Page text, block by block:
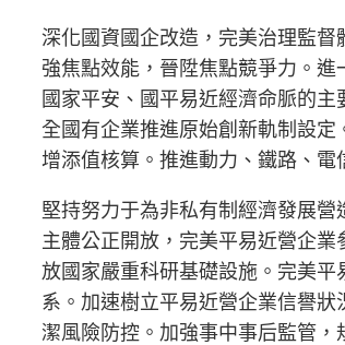
深化國資國企改造，完美治理監
強焦點效能，晉陞焦點競爭力。
國家平安、國平易近經濟命脈的
全國有企業推進原始創新軌制設
增添值核算。推進動力、鐵路、
堅持努力于為非私有制經濟發展
主體公正開放，完美平易近營企
放國家嚴重科研基礎設施。完美
系。加速樹立平易近營企業信譽
潔風險防控。加強事中事后監管，